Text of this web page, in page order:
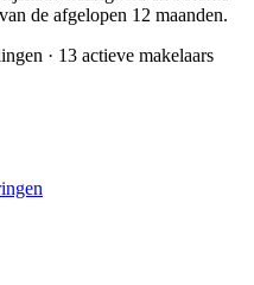
de afgelopen 12 maanden.
· 13 actieve makelaars